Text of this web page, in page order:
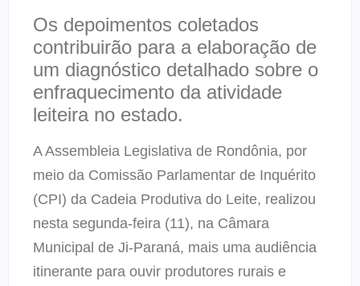
Os depoimentos coletados
contribuirão para a elaboração de
um diagnóstico detalhado sobre o
enfraquecimento da atividade
leiteira no estado.
A Assembleia Legislativa de Rondônia, por
meio da Comissão Parlamentar de Inquérito
(CPI) da Cadeia Produtiva do Leite, realizou
nesta segunda-feira (11), na Câmara
Municipal de Ji-Paraná, mais uma audiência
itinerante para ouvir produtores rurais e